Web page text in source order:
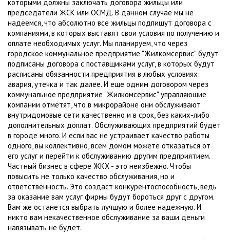
которыми должны заключать договора жильцы или
председатели ЖСК или ОСМД. В данном случае мы не
надеемся, что абсолютно все жильцы подпишут договора с
компаниями, в которых выставят свои условия по получению и
оплате необходимых услуг. Мы планируем, что через
городское коммунальное предприятие "Жилкомсервис" будут
подписаны договора с поставщиками услуг, в которых будут
расписаны обязанности предприятия в любых условиях:
авария, утечка и так далее. И еще одним договором через
коммунальное предприятие "Жилкомсервис" управляющие
компании отметят, что в микрорайоне они обслуживают
внутридомовые сети качественно и в срок, без каких-либо
дополнительных доплат. Обслуживающих предприятий будет
в городе много. И если вас не устраивает качество работы
одного, вы коллективно, всем домом можете отказаться от
его услуг и перейти к обслуживанию другим предприятием.
Частный бизнес в сфере ЖКХ - это неизбежно. Чтобы
повысить не только качество обслуживания, но и
ответственность. Это создаст конкурентоспособность, ведь
за оказание вам услуг фирмы будут бороться друг с другом.
Вам же останется выбрать лучшую и более надежную. И
никто вам некачественное обслуживание за ваши деньги
навязывать не будет.